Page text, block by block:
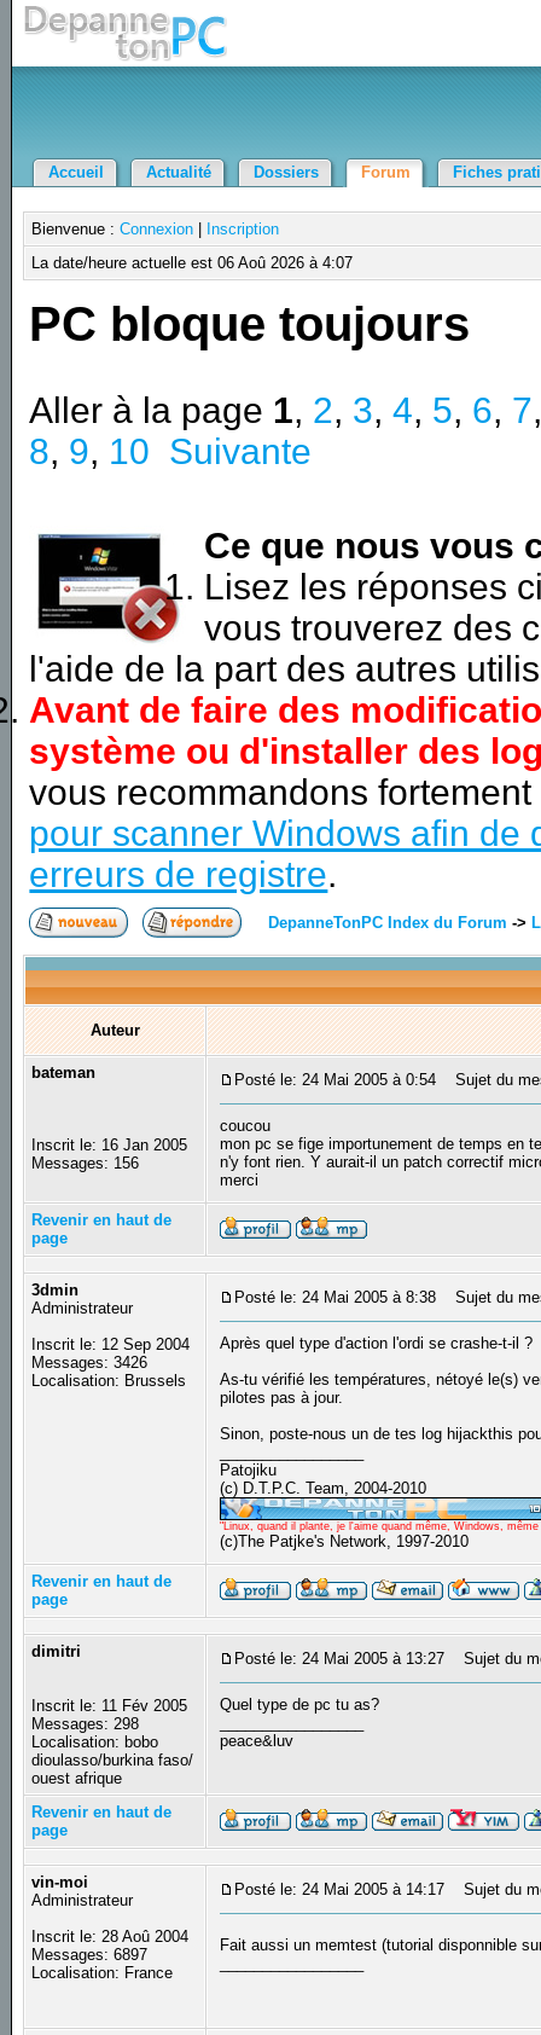
Accueil Actualité Dossiers Forum Fiches
Bienvenue :Connexion
Inscription
La date/heure actuelle est 06 Aoû 2026 à 4:07
PC bloque toujours
Aller à la page 1, 2, 3,4, 5, 6, 7
8, 9, 10 Suivante
Ce que nous vous
Lisez les réponses
vous trouverez des
l'aide de la part des autres
Avant de faire des
système ou d'installer des
vous recommandons
pour scanner Windows afin de
erreurs de registre.
DepanneTonPC Index du Forum ->
Auteur
bateman
Inscrit le: 16 Jan 2005
Messages: 156
Posté le: 24 Mai 2005 à 0:54 Sujet du
coucou
mon pc se fige importunement de temps en
n'y font rien. Y aurait-il un patch correctif
merci
Revenir en haut de
page
3dmin
Administrateur
Inscrit le: 12 Sep 2004
Messages: 3426
Localisation: Brussels
Posté le: 24 Mai 2005 à 8:38 Sujet du
Après quel type d'action l'ordi se crashe-t-il ?
As-tu vérifié les températures, nétoyé le(s)
pilotes pas à jour.
Sinon, poste-nous un de tes log hijackthis
Patojiku
(c) D.T.P.C. Team, 2004-2010
"Linux, quand il plante, je l'aime quand même, Windows,
(c)The Patjke's Network, 1997-2010
Revenir en haut de
page
dimitri
Inscrit le: 11 Fév 2005
Messages: 298
Localisation: bobo
dioulasso/burkina faso/
ouest afrique
Posté le: 24 Mai 2005 à 13:27 Sujet du
Quel type de pc tu as?
peace&luv
Revenir en haut de
page
vin-moi
Administrateur
Inscrit le: 28 Aoû 2004
Messages: 6897
Localisation: France
Posté le: 24 Mai 2005 à 14:17 Sujet du
Fait aussi un memtest (tutorial disponnible